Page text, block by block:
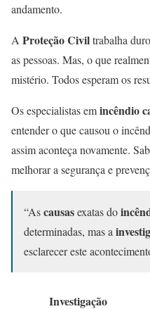
andamento.
A Proteção Civiltrabalha
as pessoas. Mas, o que
mistério. Todos esperam os
Os especialistas emincêndio
entender o que causou o
assim aconteça novamente.
melhorar a segurança e
“Ascausasexatas do
determinadas, mas a
esclarecer este
Investigação